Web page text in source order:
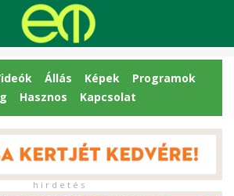
Állás Képek
Programok
Hasznos Kapcsolat
h i r d e t é s